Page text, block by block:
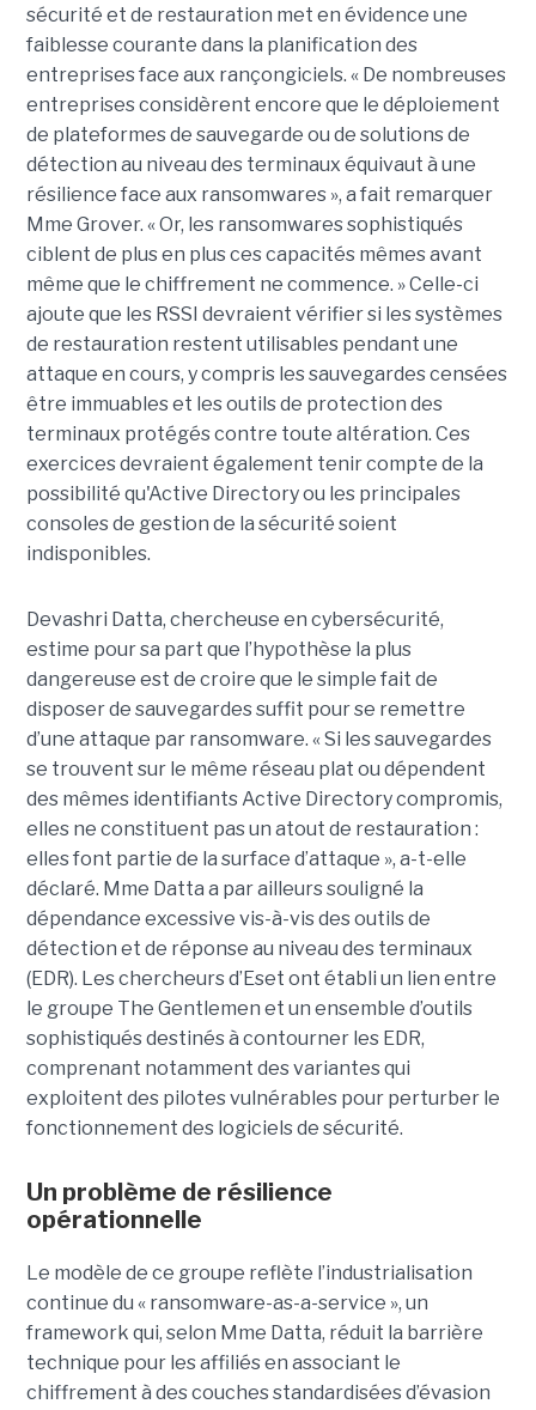
sécurité et de restauration met en évidence une
faiblesse courante dans la planification des
entreprises face aux rançongiciels. « De nombreuses
entreprises considèrent encore que le déploiement
de plateformes de sauvegarde ou de solutions de
détection au niveau des terminaux équivaut à une
résilience face aux ransomwares », a fait remarquer
Mme Grover. « Or, les ransomwares sophistiqués
ciblent de plus en plus ces capacités mêmes avant
même que le chiffrement ne commence. » Celle-ci
ajoute que les RSSI devraient vérifier si les systèmes
de restauration restent utilisables pendant une
attaque en cours, y compris les sauvegardes censées
être immuables et les outils de protection des
terminaux protégés contre toute altération. Ces
exercices devraient également tenir compte de la
possibilité qu'Active Directory ou les principales
consoles de gestion de la sécurité soient
indisponibles.
Devashri Datta, chercheuse en cybersécurité,
estime pour sa part que l’hypothèse la plus
dangereuse est de croire que le simple fait de
disposer de sauvegardes suffit pour se remettre
d’une attaque par ransomware. « Si les sauvegardes
se trouvent sur le même réseau plat ou dépendent
des mêmes identifiants Active Directory compromis,
elles ne constituent pas un atout de restauration :
elles font partie de la surface d’attaque », a-t-elle
déclaré. Mme Datta a par ailleurs souligné la
dépendance excessive vis-à-vis des outils de
détection et de réponse au niveau des terminaux
(EDR). Les chercheurs d’Eset ont établi un lien entre
le groupe The Gentlemen et un ensemble d’outils
sophistiqués destinés à contourner les EDR,
comprenant notamment des variantes qui
exploitent des pilotes vulnérables pour perturber le
fonctionnement des logiciels de sécurité.
Un problème de résilience
opérationnelle
Le modèle de ce groupe reflète l’industrialisation
continue du « ransomware-as-a-service », un
framework qui, selon Mme Datta, réduit la barrière
technique pour les affiliés en associant le
chiffrement à des couches standardisées d’évasion